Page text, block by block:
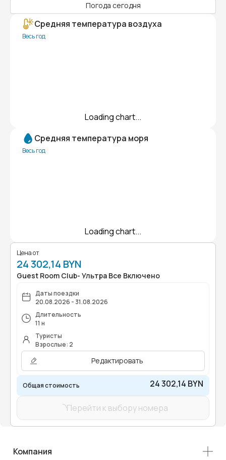
Погода сегодня
Средняя температура воздуха
Весь год
Loading chart...
Средняя температура моря
Весь год
Loading chart...
Цена от
24 302,14 BYN
Guest Room Club- Ультра Все Включено
Даты поездки
20.08.2026 - 31.08.2026
Длительность
11 н
Туристы
Взрослые: 2
Редактировать
Общая стоимость 24 302,14 BYN
Перейти к выбору номера
Компания